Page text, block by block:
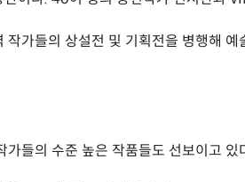
가들의 상설전 및 기획전을 병행해 예
들의 수준 높은 작품들도 선보이고